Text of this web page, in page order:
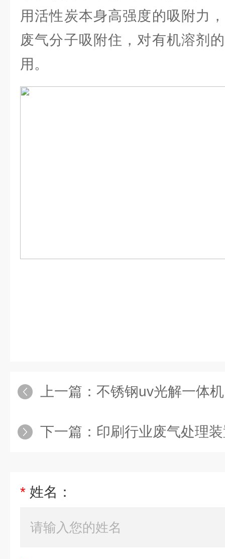
用活性炭本身高强度的吸附力
废气分子吸附住，对有机溶剂
用。
上一篇： 不锈钢uv光解一体机
下一篇： 印刷行业废气处理
* 姓名：